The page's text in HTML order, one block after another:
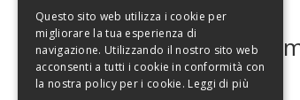
Ore 14.45
Viaggiamo
Bibliobus – Corso Umbria
Questo sito web utilizza i cookie per
migliorare la tua esperienza di
navigazione. Utilizzando il nostro sito web
acconsenti a tutti i cookie in conformità con
la nostra policy per i cookie. Leggi di più